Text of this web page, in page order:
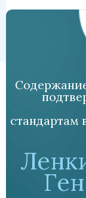
стандартам